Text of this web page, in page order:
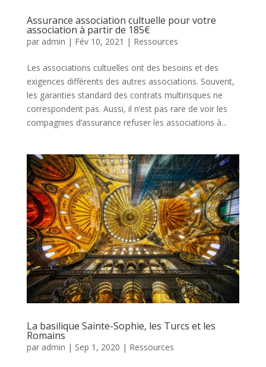
Assurance association cultuelle pour votre
association à partir de 185€
par admin | Fév 10, 2021 | Ressources
Les associations cultuelles ont des besoins et des
exigences différents des autres associations. Souvent,
les garanties standard des contrats multirisques ne
correspondent pas. Aussi, il n’est pas rare de voir les
compagnies d’assurance refuser les associations à...
La basilique Sainte-Sophie, les Turcs et les
Romains
par admin | Sep 1, 2020 | Ressources